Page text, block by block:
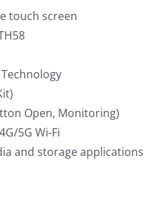
touch screen
Open, Monitoring)
5G Wi-Fi
and storage applications